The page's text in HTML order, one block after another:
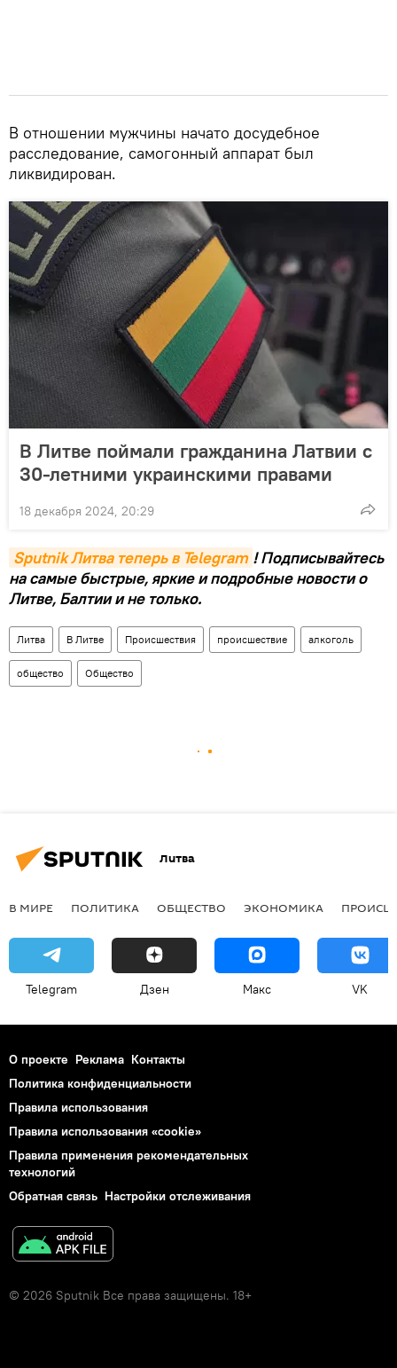
В отношении мужчины начато досудебное
расследование, самогонный аппарат был
ликвидирован.
В Литве поймали гражданина Латвии с
30-летними украинскими правами
18 декабря 2024, 20:29
Sputnik Литва теперь в Telegram ! Подписывайтесь
на самые быстрые, яркие и подробные новости о
Литве, Балтии и не только.
Литва В Литве Происшествия происшествие алкоголь
общество Общество
Литва
В МИРЕ ПОЛИТИКА ОБЩЕСТВО ЭКОНОМИКА
Telegram Дзен Макс VK
О проекте Реклама Контакты
Политика конфиденциальности
Правила использования
Правила использования «cookie»
Правила применения рекомендательных
технологий
Обратная связь Настройки отслеживания
© 2026 Sputnik Все права защищены. 18+